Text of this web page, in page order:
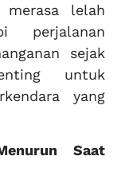
lelah
perjalanan
sejak
untuk
yang
Saat